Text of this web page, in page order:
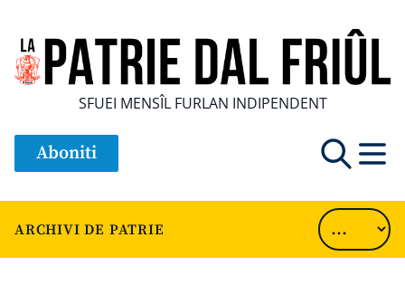
SFUEI MENSÎL FURLAN INDIPENDENT
Aboniti
ARCHIVI DE PATRIE